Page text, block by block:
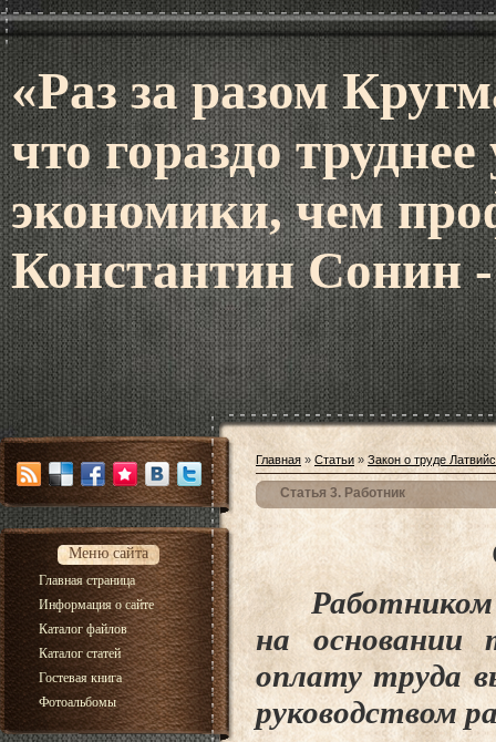
«Раз за разом
что гораздо
экономики, чем
Константин Сонин
Меню сайта
Главная страница
Информация о сайте
Каталог файлов
Каталог статей
Гостевая книга
Фотоальбомы
Главная » Статьи » Закон о труде
Статья 3. Работник
Работником
на основании
оплату труда
руководством